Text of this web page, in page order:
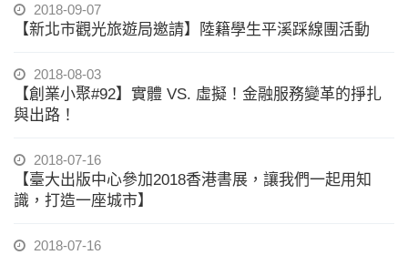
2018-09-07
【新北市觀光旅遊局邀請】陸籍學生平溪踩線團活動
2018-08-03
【創業小聚#92】實體 VS. 虛擬！金融服務變革的掙扎
與出路！
2018-07-16
【臺大出版中心參加2018香港書展，讓我們一起用知
識，打造一座城市】
2018-07-16